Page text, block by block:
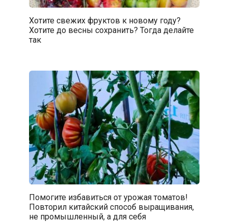
Хотите свежих фруктов к новому году?
Хотите до весны сохранить? Тогда делайте
так
Помогите избавиться от урожая томатов!
Повторил китайский способ выращивания,
не промышленный, а для себя